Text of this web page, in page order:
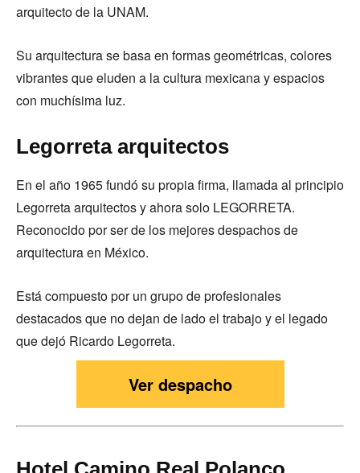
arquitecto de la UNAM.
Su arquitectura se basa en formas geométricas, colores
vibrantes que eluden a la cultura mexicana y espacios
con muchísima luz.
Legorreta arquitectos
En el año 1965 fundó su propia firma, llamada al principio
Legorreta arquitectos y ahora solo LEGORRETA.
Reconocido por ser de los mejores despachos de
arquitectura en México.
Está compuesto por un grupo de profesionales
destacados que no dejan de lado el trabajo y el legado
que dejó Ricardo Legorreta.
Ver despacho